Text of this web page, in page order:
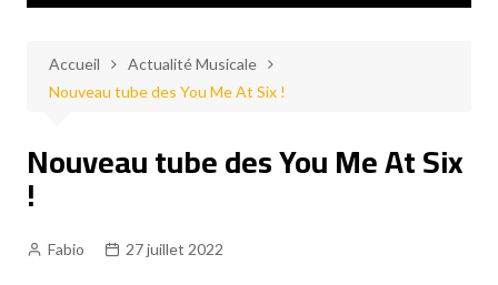
Accueil
Actualité Musicale
Nouveau tube des You Me At Six !
Nouveau tube des You Me At Six
!
Fabio 27 juillet 2022